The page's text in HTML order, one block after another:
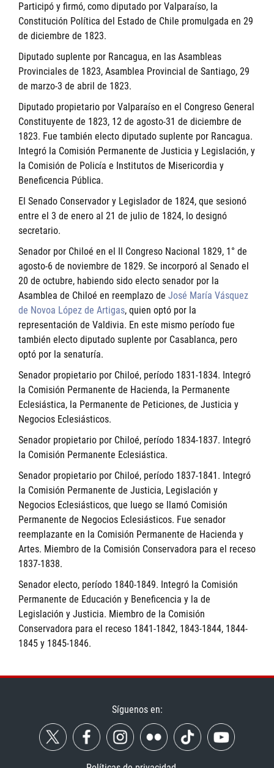
Participó y firmó, como diputado por Valparaíso, la
Constitución Política del Estado de Chile promulgada en 29
de diciembre de 1823.
Diputado suplente por Rancagua, en las Asambleas
Provinciales de 1823, Asamblea Provincial de Santiago, 29
de marzo-3 de abril de 1823.
Diputado propietario por Valparaíso en el Congreso General
Constituyente de 1823, 12 de agosto-31 de diciembre de
1823. Fue también electo diputado suplente por Rancagua.
Integró la Comisión Permanente de Justicia y Legislación, y
la Comisión de Policía e Institutos de Misericordia y
Beneficencia Pública.
El Senado Conservador y Legislador de 1824, que sesionó
entre el 3 de enero al 21 de julio de 1824, lo designó
secretario.
Senador por Chiloé en el II Congreso Nacional 1829, 1° de
agosto-6 de noviembre de 1829. Se incorporó al Senado el
20 de octubre, habiendo sido electo senador por la
Asamblea de Chiloé en reemplazo de José María Vásquez
de Novoa López de Artigas, quien optó por la
representación de Valdivia. En este mismo período fue
también electo diputado suplente por Casablanca, pero
optó por la senaturía.
Senador propietario por Chiloé, período 1831-1834. Integró
la Comisión Permanente de Hacienda, la Permanente
Eclesiástica, la Permanente de Peticiones, de Justicia y
Negocios Eclesiásticos.
Senador propietario por Chiloé, período 1834-1837. Integró
la Comisión Permanente Eclesiástica.
Senador propietario por Chiloé, período 1837-1841. Integró
la Comisión Permanente de Justicia, Legislación y
Negocios Eclesiásticos, que luego se llamó Comisión
Permanente de Negocios Eclesiásticos. Fue senador
reemplazante en la Comisión Permanente de Hacienda y
Artes. Miembro de la Comisión Conservadora para el receso
1837-1838.
Senador electo, período 1840-1849. Integró la Comisión
Permanente de Educación y Beneficencia y la de
Legislación y Justicia. Miembro de la Comisión
Conservadora para el receso 1841-1842, 1843-1844, 1844-
1845 y 1845-1846.
Síguenos en: